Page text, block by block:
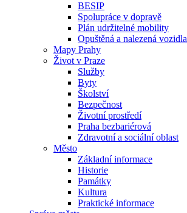
BESIP
Spolupráce v dopravě
Plán udržitelné mobility
Opuštěná a nalezená vozidla
Mapy Prahy
Život v Praze
Služby
Byty
Školství
Bezpečnost
Životní prostředí
Praha bezbariérová
Zdravotní a sociální oblast
Město
Základní informace
Historie
Památky
Kultura
Praktické informace